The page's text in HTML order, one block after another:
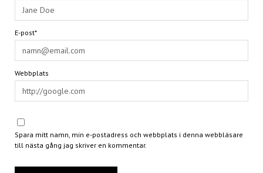
E-post*
Webbplats
Spara mitt namn, min e-postadress och webbplats i denna webbläsare
till nästa gång jag skriver en kommentar.